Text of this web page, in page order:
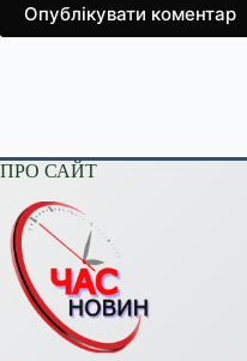
Опублікувати коментар
ПРО САЙТ